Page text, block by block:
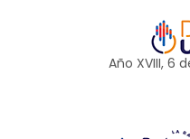
Año XVIII, 6